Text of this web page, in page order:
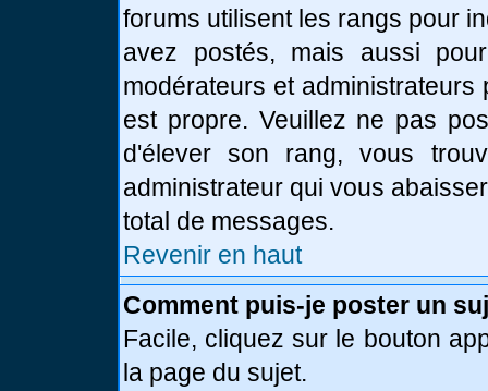
forums utilisent les rangs pour
avez postés, mais aussi
modérateurs et
est propre. Veuillez ne pas
d'élever son rang, vous
administrateur qui vous
total de messages.
Revenir en haut
Comment puis-je poster un
Facile, cliquez sur le bouton
la page du sujet.